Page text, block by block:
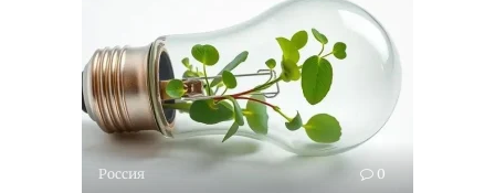
Россия 0